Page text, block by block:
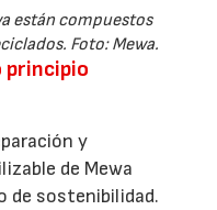
están compuestos
Foto: Mewa.
principio
y
de Mewa
de sostenibilidad.